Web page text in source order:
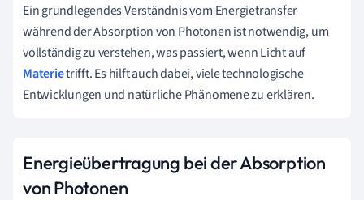
Ein grundlegendes Verständnis vom Energietransfer
während der Absorption von Photonen ist notwendig, um
vollständig zu verstehen, was passiert, wenn Licht auf
Materietrifft. Es hilft auch dabei, viele technologische
Entwicklungen und natürliche Phänomene zu erklären.
Energieübertragung bei der Absorption
von Photonen